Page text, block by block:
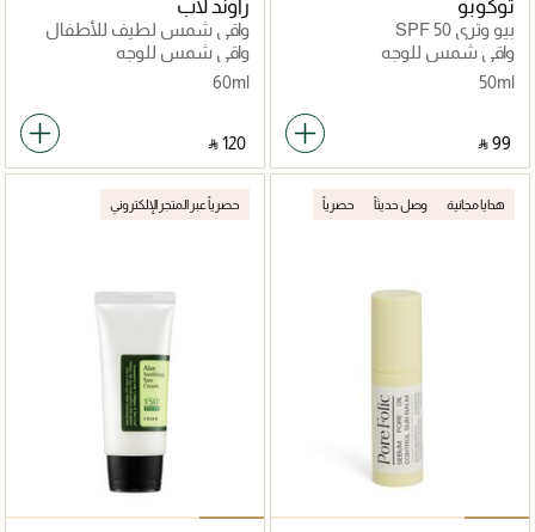
توكوبو
بيو وتري SPF 50
واقي شمس للوجه
50ml
‎ ⃁ ⁦99⁩ ‎
راوند لاب
واقي شمس لطيف للأطفال
واقي شمس للوجه
60ml
‎ ⃁ ⁦120⁩ ‎
هدايا مجانية وصل حديثاً حصرياً حصرياً عبر المتجر الإلكتروني